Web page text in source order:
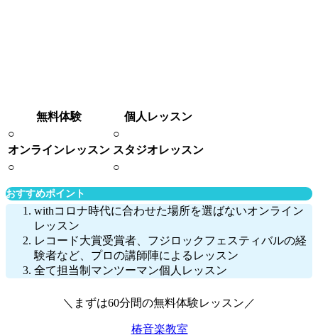
無料体験
個人レッスン
○
○
オンラインレッスン スタジオレッスン
○
○
おすすめポイント
withコロナ時代に合わせた場所を選ばないオンライン
レッスン
レコード大賞受賞者、フジロックフェスティバルの経
験者など、プロの講師陣によるレッスン
全て担当制マンツーマン個人レッスン
＼まずは60分間の無料体験レッスン／
椿音楽教室